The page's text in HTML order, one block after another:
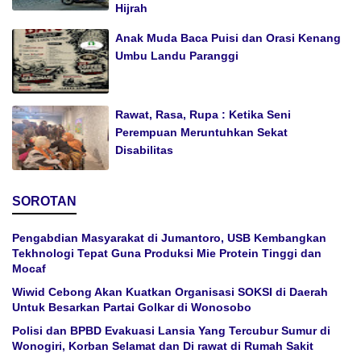
Hijrah
Anak Muda Baca Puisi dan Orasi Kenang
Umbu Landu Paranggi
Rawat, Rasa, Rupa : Ketika Seni
Perempuan Meruntuhkan Sekat
Disabilitas
SOROTAN
Pengabdian Masyarakat di Jumantoro, USB Kembangkan
Tekhnologi Tepat Guna Produksi Mie Protein Tinggi dan
Mocaf
Wiwid Cebong Akan Kuatkan Organisasi SOKSI di Daerah
Untuk Besarkan Partai Golkar di Wonosobo
Polisi dan BPBD Evakuasi Lansia Yang Tercubur Sumur di
Wonogiri, Korban Selamat dan Di rawat di Rumah Sakit